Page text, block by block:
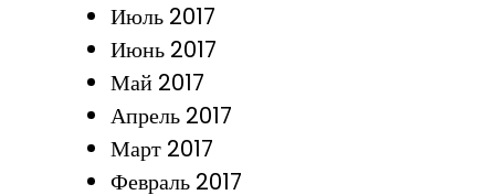
Июль 2017
Июнь 2017
Май 2017
Апрель 2017
Март 2017
Февраль 2017